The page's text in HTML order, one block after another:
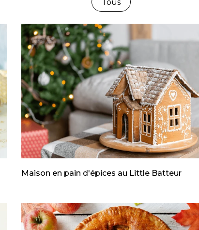
Tous
Maison en pain d'épices au Little Batteur